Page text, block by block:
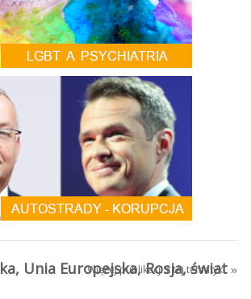
Unia Europejska, Rosja, świat
Więcej publikacji z tej tematyki